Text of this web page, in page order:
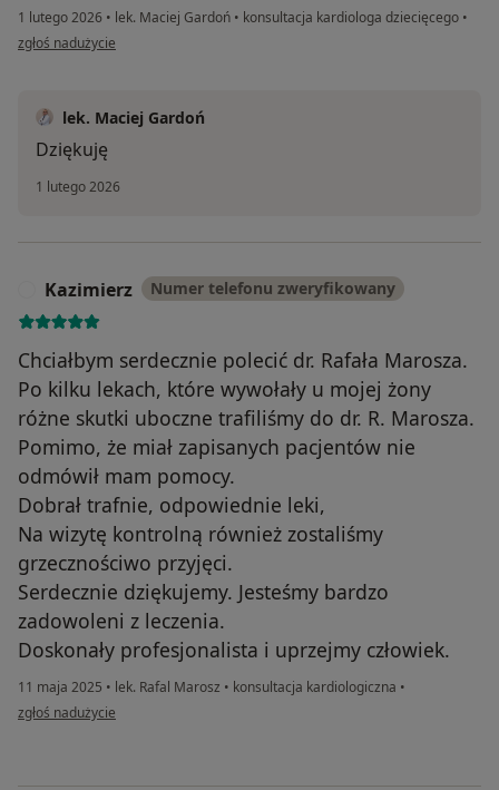
1 lutego 2026 • lek. Maciej Gardoń • konsultacja kardiologa dziecięcego •
w opinii użytkownika Magda
zgłoś nadużycie
lek. Maciej Gardoń
Dziękuję
1 lutego 2026
Kazimierz Numer telefonu zweryfikowany
Chciałbym serdecznie polecić dr. Rafała Marosza.
Po kilku lekach, które wywołały u mojej żony
różne skutki uboczne trafiliśmy do dr. R. Marosza.
Pomimo, że miał zapisanych pacjentów nie
odmówił mam pomocy.
Dobrał trafnie, odpowiednie leki,
Na wizytę kontrolną również zostaliśmy
grzecznościwo przyjęci.
Serdecznie dziękujemy. Jesteśmy bardzo
zadowoleni z leczenia.
Doskonały profesjonalista i uprzejmy człowiek.
11 maja 2025 • lek. Rafal Marosz • konsultacja kardiologiczna •
w opinii użytkownika Kazimierz
zgłoś nadużycie